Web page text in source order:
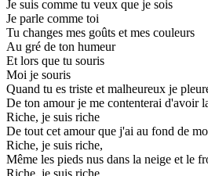
Je suis comme tu veux que je sois
Je parle comme toi
Tu changes mes goûts et mes couleurs
Au gré de ton humeur
Et lors que tu souris
Moi je souris
Quand tu es triste et malheureux je
De ton amour je me contenterai d'avoir
Riche, je suis riche
De tout cet amour que j'ai au fond de
Riche, je suis riche,
Même les pieds nus dans la neige et le
Riche, je suis riche